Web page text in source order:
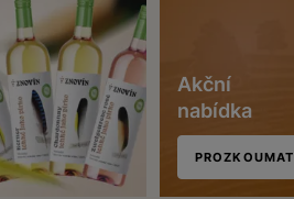
Akční
nabídka
PROZKOUMAT